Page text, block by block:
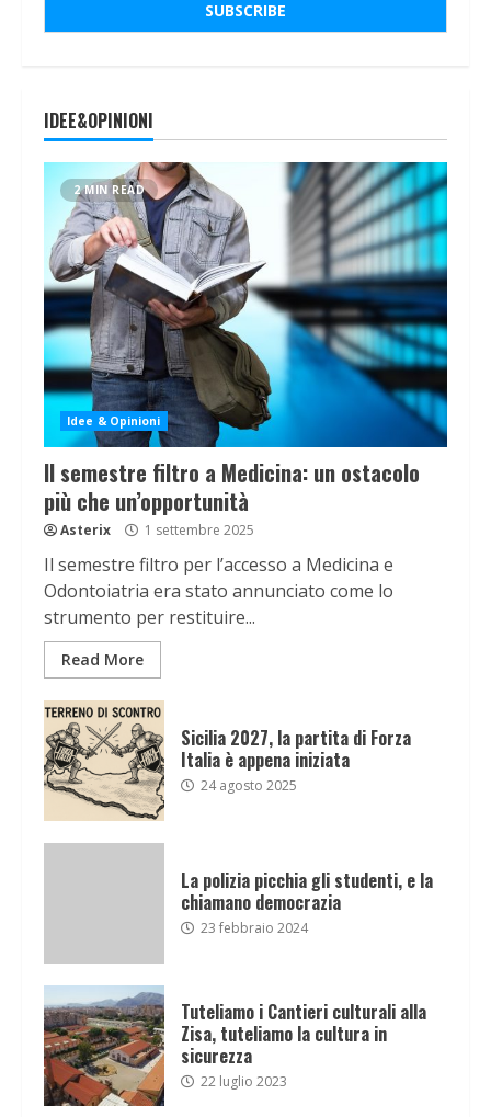
IDEE&OPINIONI
2 MIN READ
Idee & Opinioni
Il semestre filtro a Medicina: un ostacolo
più che un’opportunità
Asterix 1 settembre 2025
Il semestre filtro per l’accesso a Medicina e
Odontoiatria era stato annunciato come lo
strumento per restituire...
Read More
Sicilia 2027, la partita di Forza
Italia è appena iniziata
24 agosto 2025
La polizia picchia gli studenti, e la
chiamano democrazia
23 febbraio 2024
Tuteliamo i Cantieri culturali alla
Zisa, tuteliamo la cultura in
sicurezza
22 luglio 2023